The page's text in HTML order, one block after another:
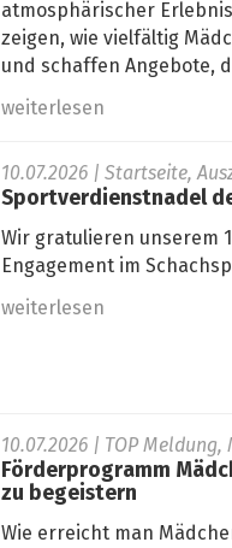
atmosphärischer
zeigen, wie vielfältig
und schaffen Angebote,
weiterlesen
10.07.2026 | Startseite,
Sportverdienstnadel
Wir gratulieren unserem
Engagement im
weiterlesen
10.07.2026 | TOP Meldung,
Förderprogramm
zu begeistern
Wie erreicht man